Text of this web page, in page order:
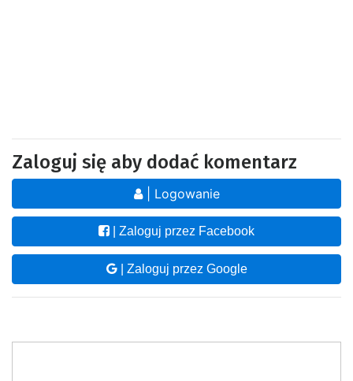
Zaloguj się aby dodać komentarz
| Logowanie
| Zaloguj przez Facebook
| Zaloguj przez Google